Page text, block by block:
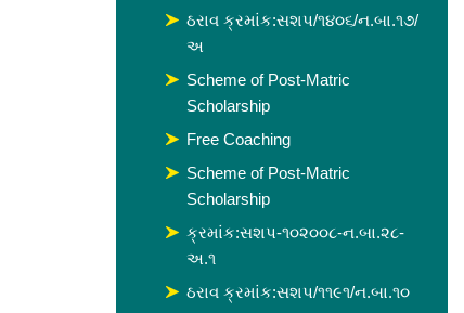
ઠરાવ ક્રમાંક:સશપ/૧૪૦૬/ન.બા.૧૭/
અ
Scheme of Post-Matric
Scholarship
Free Coaching
Scheme of Post-Matric
Scholarship
ક્રમાંક:સશપ-૧૦૨૦૦૮-ન.બા.૨૮-
અ.૧
ઠરાવ ક્રમાંક:સશપ/૧૧૯૧/ન.બા.૧૦